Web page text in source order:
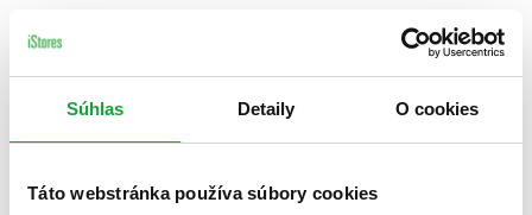
Súhlas Detaily O cookies
Táto webstránka používa súbory cookies